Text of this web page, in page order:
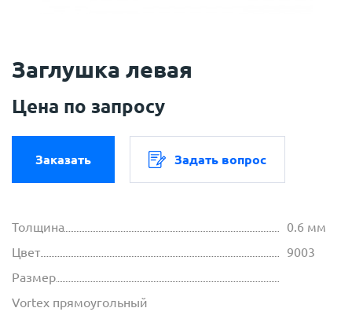
Заглушка левая
Цена по запросу
Заказать Задать вопрос
Толщина
0.6 мм
Цвет
9003
Размер
Vortex прямоугольный